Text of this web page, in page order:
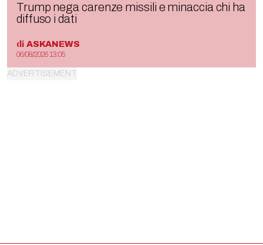
Trump nega carenze missili e minaccia chi ha
diffuso i dati
di ASKANEWS
06/08/2026 13:05